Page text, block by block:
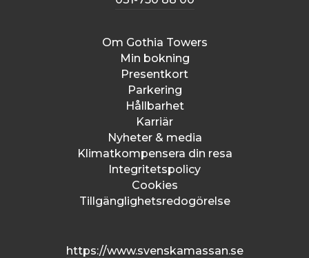
Om Gothia Towers
Min bokning
Presentkort
Parkering
Hållbarhet
Karriär
Nyheter & media
Klimatkompensera din resa
Integritetspolicy
Cookies
Tillgänglighetsredogörelse
https://www.svenskamassan.se